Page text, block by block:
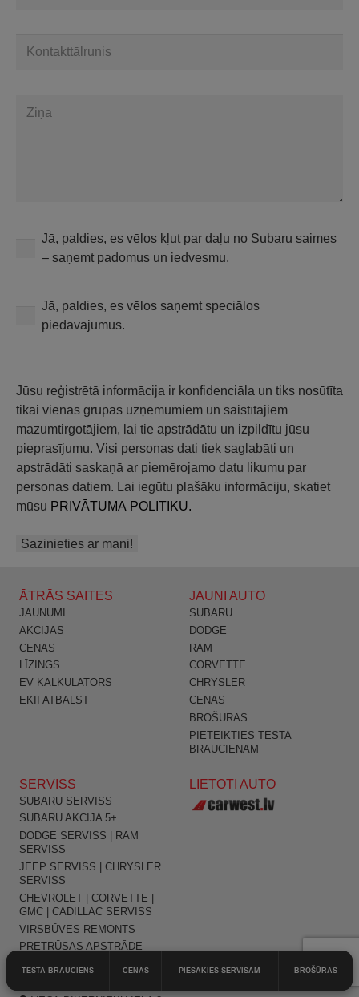
Jā, paldies, es vēlos kļut par daļu no Subaru saimes
– saņemt padomus un iedvesmu.
Jā, paldies, es vēlos saņemt speciālos
piedāvājumus.
Jūsu reģistrētā informācija ir konfidenciāla un tiks nosūtīta
tikai vienas grupas uzņēmumiem un saistītajiem
mazumtirgotājiem, lai tie apstrādātu un izpildītu jūsu
pieprasījumu. Visi personas dati tiek saglabāti un
apstrādāti saskaņā ar piemērojamo datu likumu par
personas datiem. Lai iegūtu plašāku informāciju, skatiet
mūsu PRIVĀTUMA POLITIKU.
TESTA BRAUCIENS CENAS PIESAKIES SERVISAM BROŠŪRAS
ĀTRĀS SAITES
JAUNUMI
AKCIJAS
CENAS
LĪZINGS
EV KALKULATORS
EKII ATBALST
JAUNI AUTO
SUBARU
DODGE
RAM
CORVETTE
CHRYSLER
CENAS
BROŠŪRAS
PIETEIKTIES TESTA
BRAUCIENAM
SERVISS
SUBARU SERVISS
SUBARU AKCIJA 5+
DODGE SERVISS | RAM
SERVISS
JEEP SERVISS | CHRYSLER
SERVISS
CHEVROLET | CORVETTE |
GMC | CADILLAC SERVISS
VIRSBŪVES REMONTS
PRETRŪSAS APSTRĀDE
LIETOTI AUTO